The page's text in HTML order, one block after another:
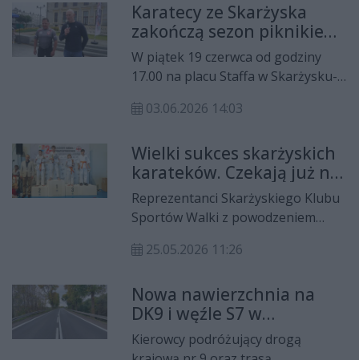
przemysłu zbrojeniowego.
Ammunity oraz firmą Baltic Bullets,
specjalizującą się w produkcji
pocisków. Dokument został
podpisany 8 czerwca.
Karatecy ze Skarżyska
zakończą sezon piknikiem.
Będzie dużo atrakcji
W piątek 19 czerwca od godziny
17.00 na placu Staffa w Skarżysku-
Skarżyskiego Klubu Sportów Walki
03.06.2026 14:03
Wielki sukces skarżyskich
karateków. Czekają już na
„Diablo”!
Reprezentanci Skarżyskiego Klubu
Sportów Walki z powodzeniem
Turnieju Karate Kyokushin o
Czekają już na czerwcowe
seminarium z Krzysztofem „Diablo”
Włodarczykiem.
25.05.2026 11:26
Nowa nawierzchnia na
DK9 i węźle S7 w
Skarżysku-Kamiennej
Kierowcy podróżujący drogą